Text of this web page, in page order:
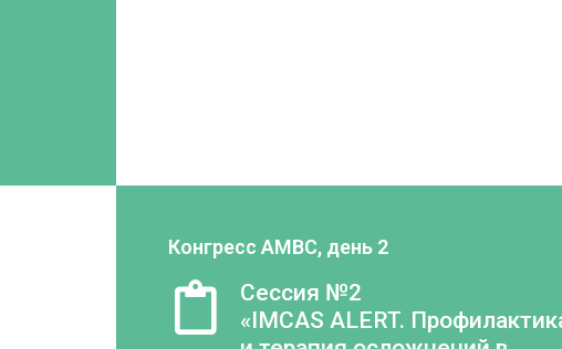
Конгресс AMBC, день 2
Сессия №2
«IMCAS ALERT.